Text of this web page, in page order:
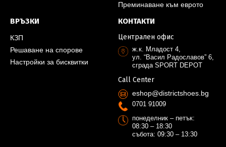
Преминаване към еврото
ВРЪЗКИ
КЗП
Решаване на спорове
Настройки за бисквитки
КОНТАКТИ
Централен офис
ж.к. Младост 4,
ул. “Васил Радославов” 6,
сграда SPORT DEPOT
Call Center
eshop@districtshoes.bg
0701 91009
понеделник – петък:
08:30 – 18:30
събота: 09:30 – 13:30